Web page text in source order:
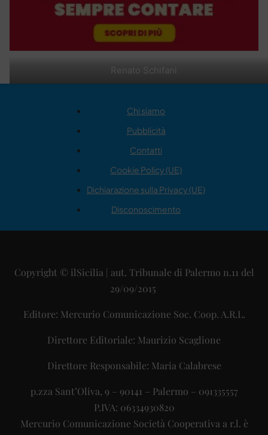
Renato Schifani
Chi siamo
Pubblicità
Contatti
Cookie Policy (UE)
Dichiarazione sulla Privacy (UE)
Disconoscimento
Copyright © ilSicilia | aut. Tribunale di Palermo n.11 del
29/09/2015
Editore: Mercurio Comunicazione Soc. Coop. A.R.L.
Direttore Editoriale: Maurizio Scaglione
Direttore Responsabile: Maria Calabrese
p.zza Sant’Oliva, 9 – 90141 – Palermo – 091335557
P.IVA: 06334930820
Mercurio Comunicazione Società Cooperativa a r.l. è